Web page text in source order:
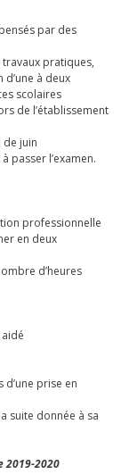
par des
pratiques,
à deux
scolaires
de l’établissement
de juin
passer l’examen.
professionnelle
en deux
d’heures
prise en
suite donnée à sa
2019-2020